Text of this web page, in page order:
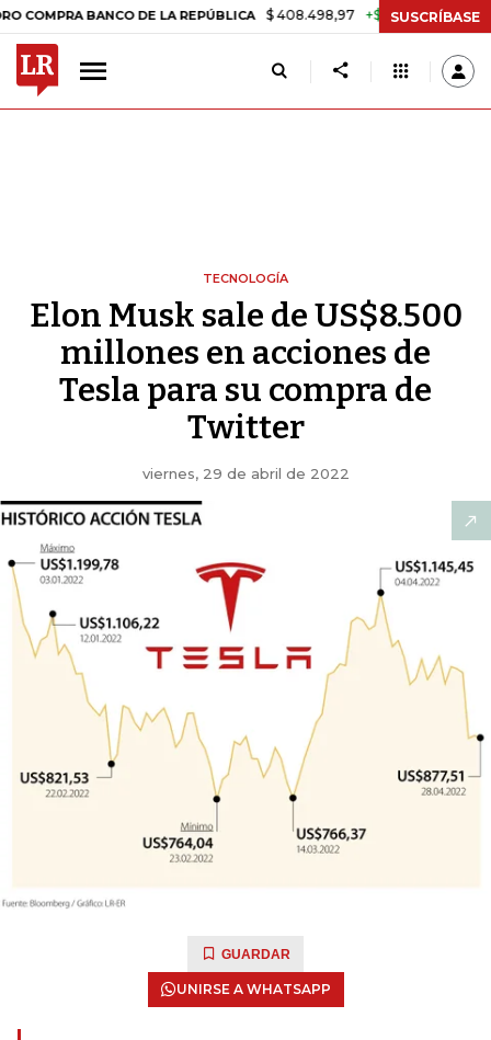
BANCO DE LA REPÚBLICA $ 408.498,97 +$ 8.753,81 +2,19%
SUSCRÍBASE
TECNOLOGÍA
Elon Musk sale de US$8.500
millones en acciones de
Tesla para su compra de
Twitter
viernes, 29 de abril de 2022
GUARDAR
UNIRSE A WHATSAPP